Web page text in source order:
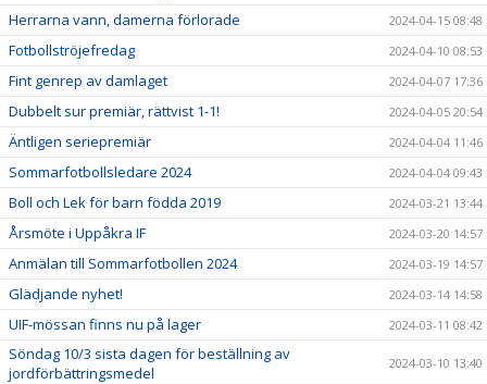
Herrarna vann, damerna förlorade 2024-04-15 08:48
Fotbollströjefredag 2024-04-10 08:53
Fint genrep av damlaget 2024-04-07 17:36
Dubbelt sur premiär, rättvist 1-1! 2024-04-05 20:54
Äntligen seriepremiär 2024-04-04 11:46
Sommarfotbollsledare 2024 2024-04-04 09:43
Boll och Lek för barn födda 2019 2024-03-21 13:44
Årsmöte i Uppåkra IF 2024-03-20 14:57
Anmälan till Sommarfotbollen 2024 2024-03-19 14:57
Glädjande nyhet! 2024-03-14 14:58
UIF-mössan finns nu på lager 2024-03-11 08:42
Söndag 10/3 sista dagen för beställning av
jordförbättringsmedel
2024-03-10 13:40